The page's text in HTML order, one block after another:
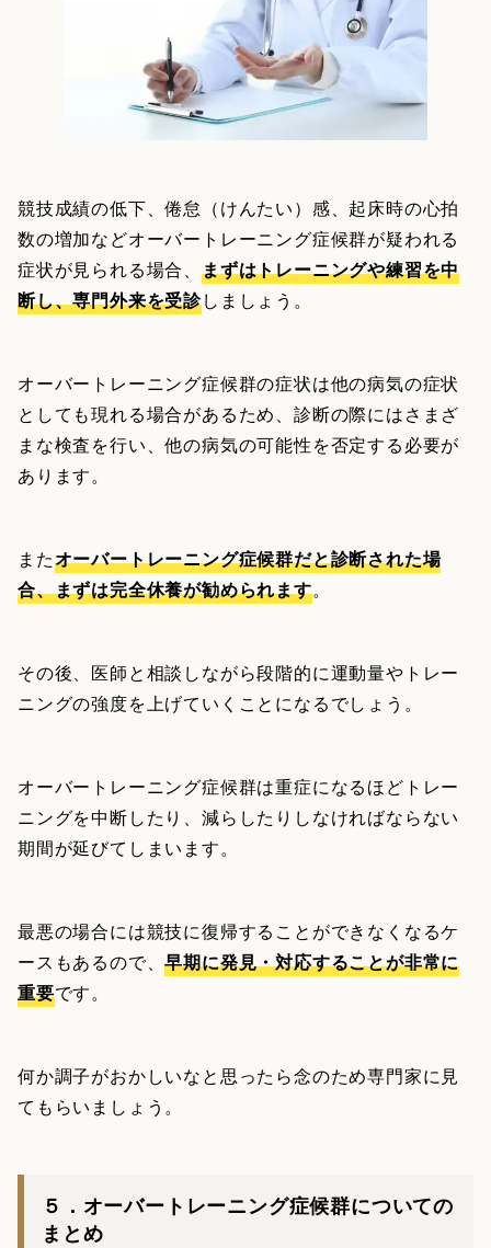
競技成績の低下、倦怠（けんたい）感、起床時の心拍
数の増加などオーバートレーニング症候群が疑われる
症状が見られる場合、 まずはトレーニングや練習を中
断し、専門外来を受診しましょう。
オーバートレーニング症候群の症状は他の病気の症状
としても現れる場合があるため、診断の際にはさまざ
まな検査を行い、他の病気の可能性を否定する必要が
あります。
またオーバートレーニング症候群だと診断された場
合、まずは完全休養が勧められます。
その後、医師と相談しながら段階的に運動量やトレー
ニングの強度を上げていくことになるでしょう。
オーバートレーニング症候群は重症になるほどトレー
ニングを中断したり、減らしたりしなければならない
期間が延びてしまいます。
最悪の場合には競技に復帰することができなくなるケ
ースもあるので、早期に発見・対応することが非常に
重要です。
何か調子がおかしいなと思ったら念のため専門家に見
てもらいましょう。
５．オーバートレーニング症候群についての
まとめ